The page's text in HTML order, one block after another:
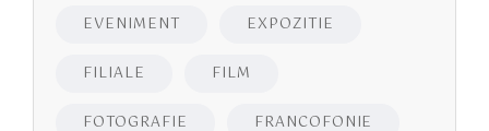
EVENIMENT EXPOZITIE
FILIALE FILM
FOTOGRAFIE FRANCOFONIE